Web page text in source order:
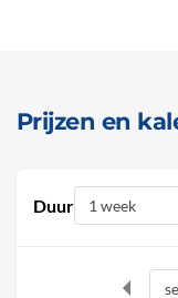
Prijzen en
Duur